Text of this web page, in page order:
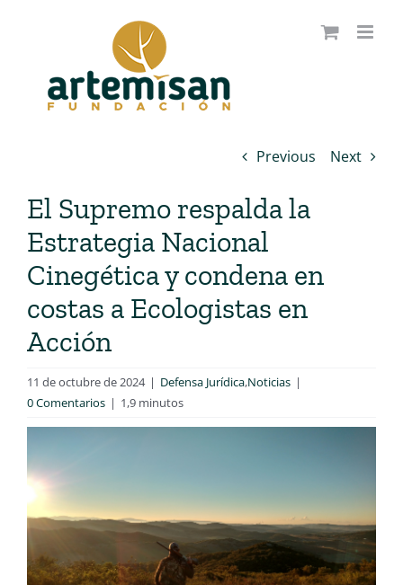
Previous Next
El Supremo respalda la
Estrategia Nacional
Cinegética y condena en
costas a Ecologistas en
Acción
11 de octubre de 2024 | Defensa Jurídica,Noticias |
0 Comentarios | 1,9 minutos